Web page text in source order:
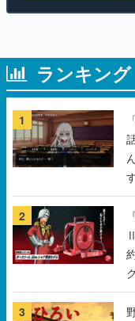
ランキング
1
2
3